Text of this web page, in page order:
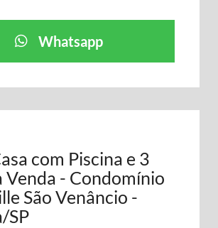
Whatsapp
com Piscina e 3
Venda - Condomínio
São Venâncio -
SP